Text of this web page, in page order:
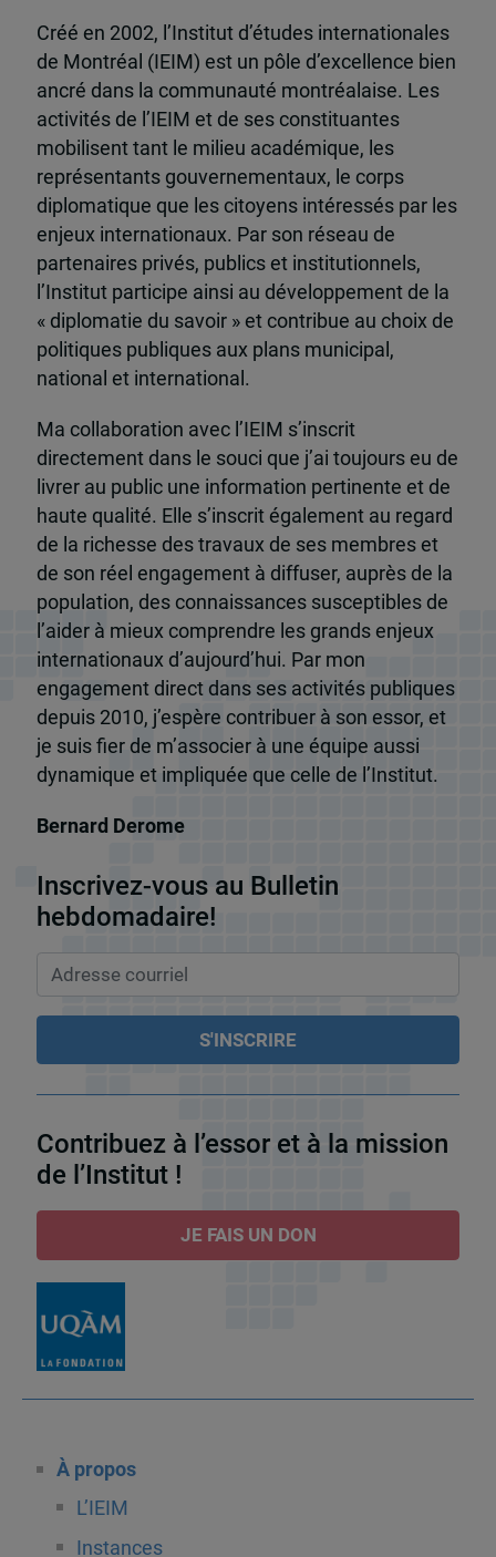
Créé en 2002, l’Institut d’études internationales
de Montréal (IEIM) est un pôle d’excellence bien
ancré dans la communauté montréalaise. Les
activités de l’IEIM et de ses constituantes
mobilisent tant le milieu académique, les
représentants gouvernementaux, le corps
diplomatique que les citoyens intéressés par les
enjeux internationaux. Par son réseau de
partenaires privés, publics et institutionnels,
l’Institut participe ainsi au développement de la
« diplomatie du savoir » et contribue au choix de
politiques publiques aux plans municipal,
national et international.
Ma collaboration avec l’IEIM s’inscrit
directement dans le souci que j’ai toujours eu de
livrer au public une information pertinente et de
haute qualité. Elle s’inscrit également au regard
de la richesse des travaux de ses membres et
de son réel engagement à diffuser, auprès de la
population, des connaissances susceptibles de
l’aider à mieux comprendre les grands enjeux
internationaux d’aujourd’hui. Par mon
engagement direct dans ses activités publiques
depuis 2010, j’espère contribuer à son essor, et
je suis fier de m’associer à une équipe aussi
dynamique et impliquée que celle de l’Institut.
Bernard Derome
Inscrivez-vous au Bulletin
hebdomadaire!
Contribuez à l’essor et à la mission
de l’Institut !
JE FAIS UN DON
À propos
L’IEIM
Instances